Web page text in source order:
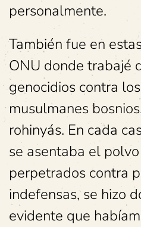
personalmente.
También fue en
ONU donde trabajé
genocidios contra
musulmanes
rohinyás. En cada
se asentaba el
perpetrados contra
indefensas, se hizo
evidente que